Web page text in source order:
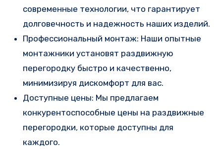
современные технологии, что гарантирует
долговечность и надежность наших изделий.
Профессиональный монтаж: Наши опытные
монтажники установят раздвижную
перегородку быстро и качественно,
минимизируя дискомфорт для вас.
Доступные цены: Мы предлагаем
конкурентоспособные цены на раздвижные
перегородки, которые доступны для
каждого.